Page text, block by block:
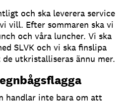
och ska leverera service
vill. Efter sommaren ska vi
och våra luncher. Vi ska
SLVK och vi ska finslipa
utkristalliseras ännu mer.
handlar inte bara om att